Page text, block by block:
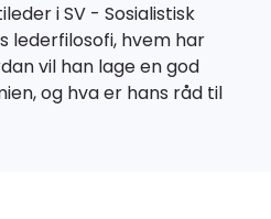
i SV - Sosialistisk
lederfilosofi, hvem har
vil han lage en god
og hva er hans råd til